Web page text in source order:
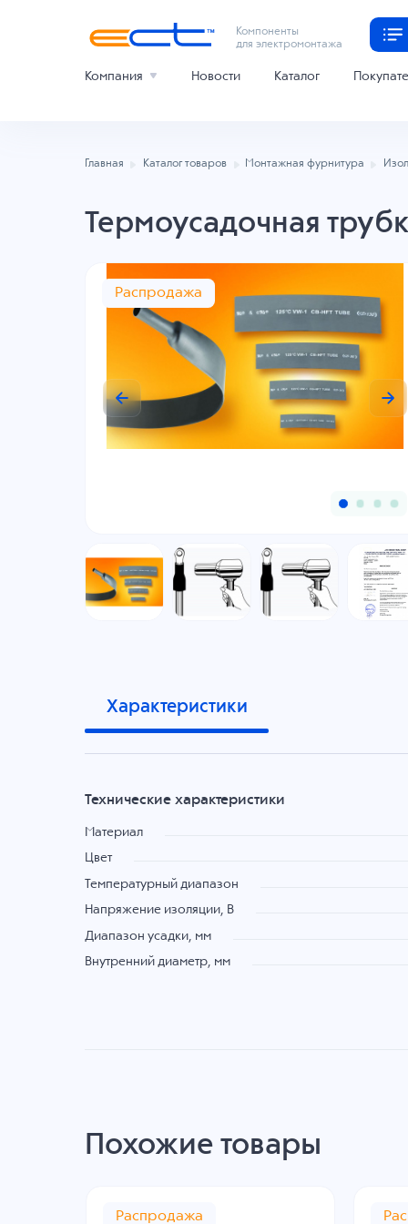
Компоненты
для электромонтажа
Компания Новости Каталог
Главная Каталог товаров Монтажная фурнитура
Термоусадочная
Распродажа
Характеристики
Технические характеристики
Материал
Цвет
Температурный диапазон
Напряжение изоляции, В
Диапазон усадки, мм
Внутренний диаметр, мм
Похожие товары
Распродажа